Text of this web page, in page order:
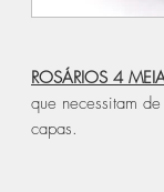
ROSÁRIOS 4
que necessitam
capas.